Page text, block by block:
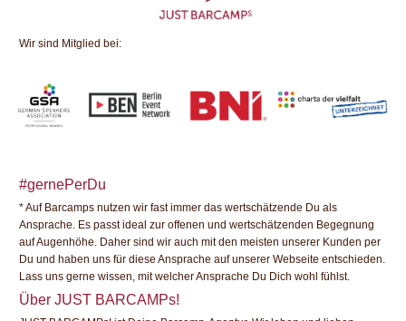
Wir sind Mitglied bei:
#gernePerDu
* Auf Barcamps nutzen wir fast immer das wertschätzende Du als
Ansprache. Es passt ideal zur offenen und wertschätzenden Begegnung
auf Augenhöhe. Daher sind wir auch mit den meisten unserer Kunden per
Du und haben uns für diese Ansprache auf unserer Webseite entschieden.
Lass uns gerne wissen, mit welcher Ansprache Du Dich wohl fühlst.
Über JUST BARCAMPs!